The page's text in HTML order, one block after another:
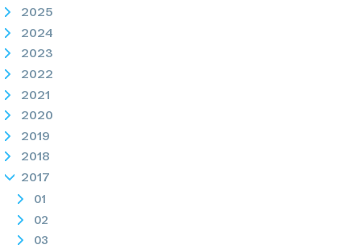
2025
2024
2023
2022
2021
2020
2019
2018
2017
01
02
03